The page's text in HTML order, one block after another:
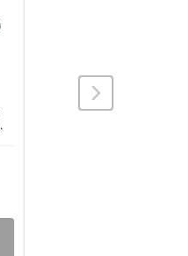
UNIMARC
Masajeador Con